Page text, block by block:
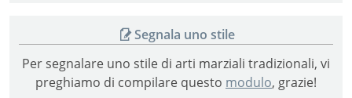
Segnala uno stile
Per segnalare uno stile di arti marziali tradizionali, vi
preghiamo di compilare questo modulo, grazie!